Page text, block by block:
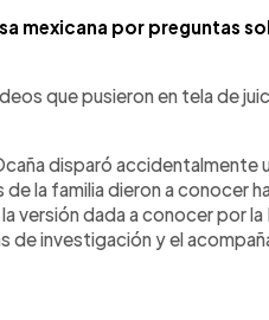
mexicana por preguntas
que pusieron en tela de
disparó accidentalmente
la familia dieron a conocer
versión dada a conocer por la
de investigación y el